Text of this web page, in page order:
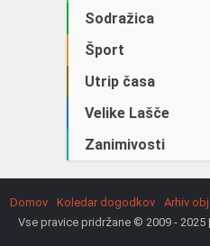
Sodražica
Šport
Utrip časa
Velike Lašče
Zanimivosti
Domov Koledar dogodkov
Arhiv
Vse pravice pridržane © 2009 - 2025